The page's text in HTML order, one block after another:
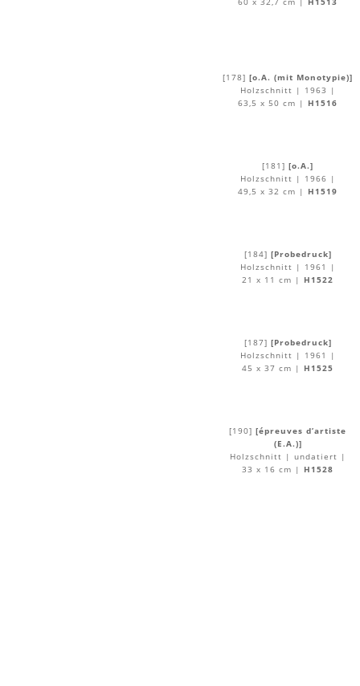
H1513
[178] [o.A. (mit Monotypie)]
Holzschnitt | 1963 |
63,5 x 50 cm |
H1516
[181] [o.A.]
Holzschnitt | 1966 |
49,5 x 32 cm |
H1519
[184] [Probedruck]
Holzschnitt | 1961 |
21 x 11 cm |
H1522
[187] [Probedruck]
Holzschnitt | 1961 |
45 x 37 cm |
H1525
[190] [épreuves d’artiste
(E.A.)]
Holzschnitt | undatiert |
33 x 16 cm |
H1528